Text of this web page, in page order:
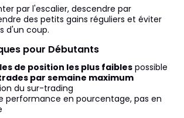
par l'escalier, descendre par
des petits gains réguliers et éviter
d'un coup.
pour Débutants
de position les plus faibles possible
par semaine maximum
du sur-trading
performance en pourcentage, pas en